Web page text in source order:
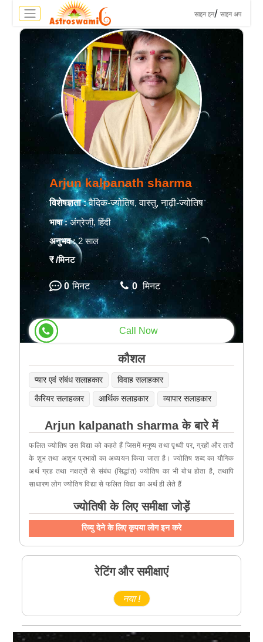
साइन इन/ साइन अप
Arjun kalpanath sharma
विशेषज्ञता :वैदिक-ज्योतिष, वास्तु, नाढ़ी-ज्योतिष
भाषा :अंग्रेजी, हिंदी
अनुभव :2 साल
₹/मिनट
0 मिनट 0 मिनट
Call Now
कौशल
प्यार एवं संबंध सलाहकार
विवाह सलाहकार
कैरियर सलाहकार
आर्थिक सलाहकार व्यापार सलाहकार
Arjun kalpanath sharma के बारे में
फलित ज्योतिष उस विद्या को कहते हैं जिसमें मनुष्य तथा पृथ्वी पर, ग्रहों और तारों
के शुभ तथा अशुभ प्रभावों का अध्ययन किया जाता है। ज्योतिष शब्द का यौगिक
अर्थ ग्रह तथा नक्षत्रों से संबंध (सिद्धांत) ज्योतिष का भी बोध होता है, तथापि
साधारण लोग ज्योतिष विद्या से फलित विद्या का अर्थ ही लेते हैं
ज्योतिषी के लिए समीक्षा जोड़ें
रिव्यु देने के लिए कृपया लोग इन करे
रेटिंग और समीक्षाएं
नया !